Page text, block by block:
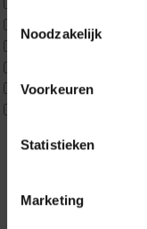
Toestemmingsselectie
Noodzakelijk
Voorkeuren
Statistieken
Marketing
P650 1 pers
P650 Twijfelaar
1 persoon
2 personen split